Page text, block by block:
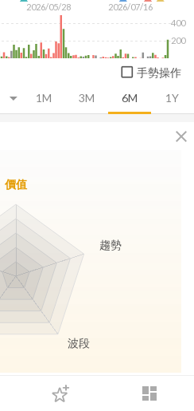
dashboard
登入
1M 3M 6M 1Y
2026/05/28 2026/07/16
200
400
手勢操作
close
波段訊號 存股收息
價值
趨勢
波段